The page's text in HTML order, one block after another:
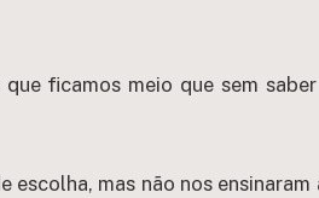
ficamos meio que sem
escolha, mas não nos